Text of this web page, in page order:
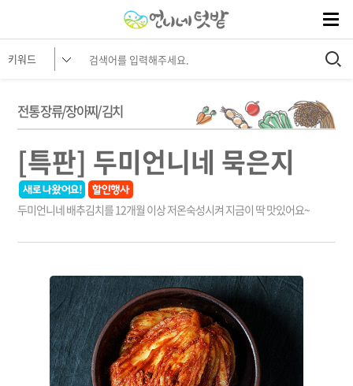
전통 장류/장아찌/김치
[특판] 두미언니네 묵은지
두미언니네 배추김치를 12개월 이상 저온숙성시켜 지금이 딱 맛있어요~